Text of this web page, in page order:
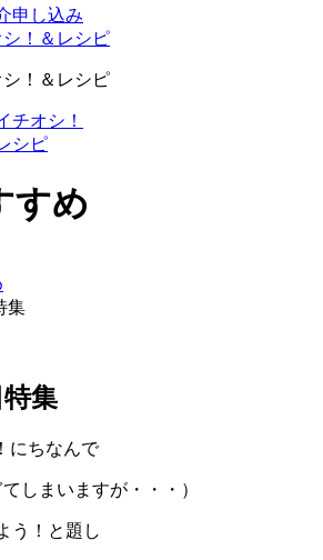
申し込み
！＆レシピ
！＆レシピ
チオシ！
シピ
すめ
集
集
にちなんで
しまいますが・・・）
う！と題し